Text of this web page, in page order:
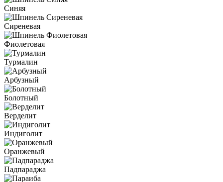
Синяя
Сиреневая
Фиолетовая
Турмалин
Арбузный
Болотный
Верделит
Индиголит
Оранжевый
Падпараджа